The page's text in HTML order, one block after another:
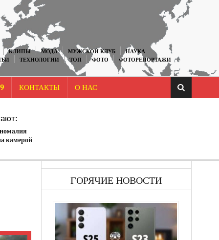
КЛИПЫ МОДА МУЖСКОЙ КЛУБ
НАУКА
ТЕХНОЛОГИИ ТОП ФОТО ФОТОРЕПОРТАЖИ
КОНТАКТЫ О НАС
камерой
ГОРЯЧИЕ НОВОСТИ